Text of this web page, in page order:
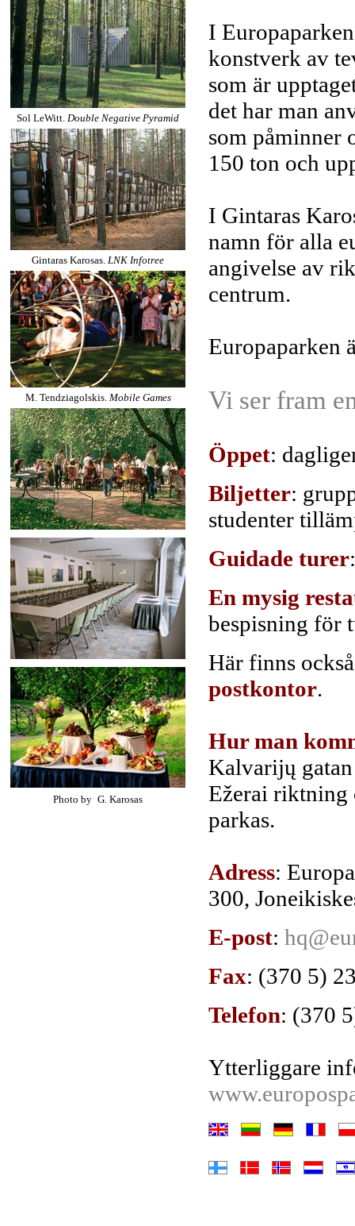
Sol LeWitt. Double Negative Pyramid
Gintaras Karosas. LNK Infotree
M. Tendziagolskis. Mobile Games
Photo by G. Karosas
I
konstverk av
som är
det har man
som påminner
150 ton och
I Gintaras
namn för alla
angivelse av
centrum.
Europaparken
Vi ser fram
Öppet:
Biljetter:
studenter
Guidade turer
En mysig
bespisning för
Här finns
postkontor.
Hur man
Kalvarijų
Ežerai riktning
parkas.
Adress:
300,
E-post:
Fax: (370 5)
Telefon: (370
Ytterliggare